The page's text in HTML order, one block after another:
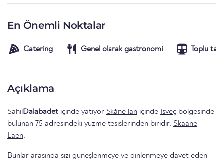
En Önemli Noktalar
Catering Genel olarak gastronomi Toplu
Açıklama
SahilDalabadet içinde yatıyor Skåne län içinde İsveç bölgesinde
bulunan 75 adresindeki yüzme tesislerinden biridir. Skaane
Laen.
Bunlar arasında sizi güneşlenmeye ve dinlenmeye davet eden